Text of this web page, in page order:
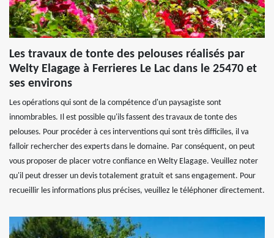
Les travaux de tonte des pelouses réalisés par
Welty Elagage à Ferrieres Le Lac dans le 25470 et
ses environs
Les opérations qui sont de la compétence d'un paysagiste sont
innombrables. Il est possible qu'ils fassent des travaux de tonte des
pelouses. Pour procéder à ces interventions qui sont très difficiles, il va
falloir rechercher des experts dans le domaine. Par conséquent, on peut
vous proposer de placer votre confiance en Welty Elagage. Veuillez noter
qu'il peut dresser un devis totalement gratuit et sans engagement. Pour
recueillir les informations plus précises, veuillez le téléphoner directement.